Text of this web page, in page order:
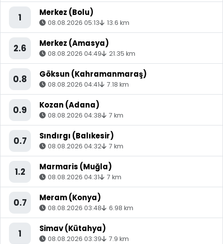
1 Merkez (Bolu)
08.08.2026 05:13 13.6 km
2.6 Merkez (Amasya)
08.08.2026 04:49 21.35 km
0.8 Göksun (Kahramanmaraş)
08.08.2026 04:41 7.18 km
0.9 Kozan (Adana)
08.08.2026 04:38 7 km
0.7 Sındırgı (Balıkesir)
08.08.2026 04:32 7 km
1.2 Marmaris (Muğla)
08.08.2026 04:31 7 km
0.7 Meram (Konya)
08.08.2026 03:48 6.98 km
1 Simav (Kütahya)
08.08.2026 03:39 7.9 km